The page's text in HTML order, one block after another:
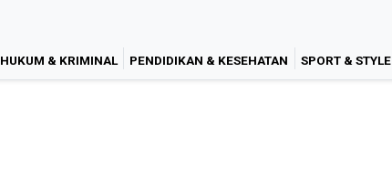
HUKUM & KRIMINAL PENDIDIKAN & KESEHATAN SPORT & STYLE